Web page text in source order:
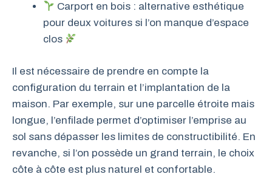
Carport en bois : alternative esthétique
pour deux voitures si l’on manque d’espace
clos
Il est nécessaire de prendre en compte la
configuration du terrain et l’implantation de la
maison. Par exemple, sur une parcelle étroite mais
longue, l’enfilade permet d’optimiser l’emprise au
sol sans dépasser les limites de constructibilité. En
revanche, si l’on possède un grand terrain, le choix
côte à côte est plus naturel et confortable.